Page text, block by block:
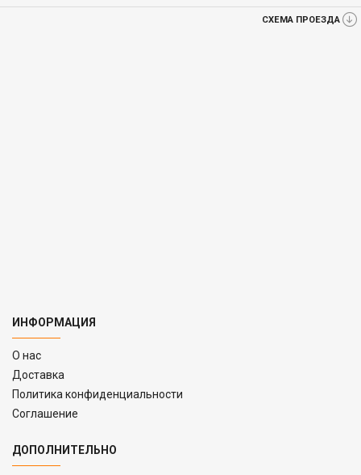
СХЕМА ПРОЕЗДА
ИНФОРМАЦИЯ
O нас
Доставка
Политика конфиденциальности
Соглашение
ДОПОЛНИТЕЛЬНО